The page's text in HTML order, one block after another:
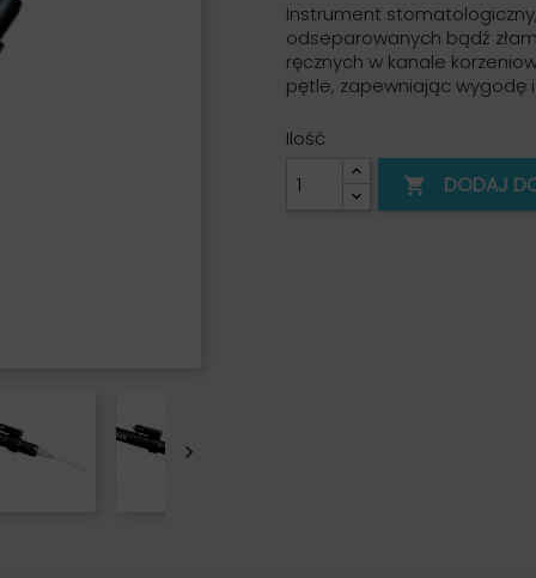

Instrument
odseparowanych bądź
ręcznych w kanale
pętle, zapewniając wygodę
Ilość
 DODAJ